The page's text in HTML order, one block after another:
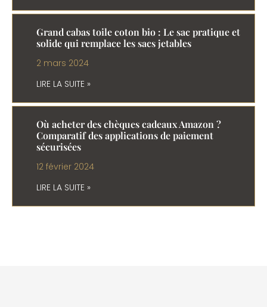
Grand cabas toile coton bio : Le sac pratique et
solide qui remplace les sacs jetables
2 mars 2024
LIRE LA SUITE »
Où acheter des chèques cadeaux Amazon ?
Comparatif des applications de paiement
sécurisées
12 février 2024
LIRE LA SUITE »